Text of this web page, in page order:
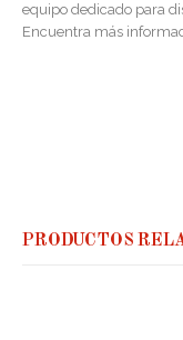
equipo dedicado para
Encuentra más
PRODUCTOS